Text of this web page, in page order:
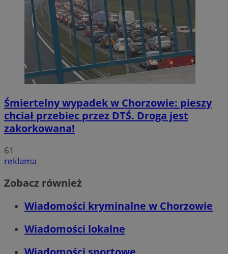
Śmiertelny wypadek w Chorzowie: pieszy
chciał przebiec przez DTŚ. Droga jest
zakorkowana!
61
reklama
Zobacz również
Wiadomości kryminalne w Chorzowie
Wiadomości lokalne